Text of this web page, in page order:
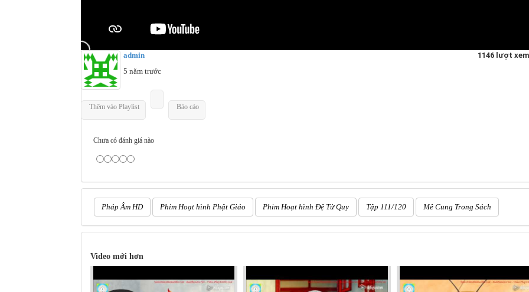
admin
5 năm trước
1146 lượt xem
Thêm vào Playlist Báo cáo
Chưa có đánh giá nào
Pháp Âm HD Phim Hoạt hình Phật Giáo Phim Hoạt hình Đệ Tử Quy Tập 111/120 Mê Cung Trong Sách
Video mới hơn